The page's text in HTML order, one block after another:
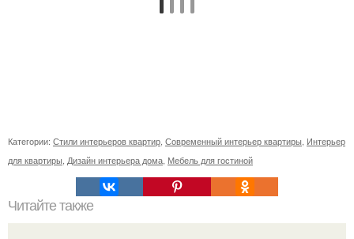
Категории: Стили интерьеров квартир Современный интерьер квартиры Интерьер
для квартиры Дизайн интерьера дома Мебель для гостиной
Читайте также